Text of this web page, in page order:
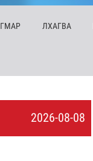
ГМАР ЛХАГВА
2026-08-08